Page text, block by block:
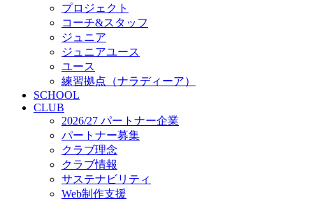
プロジェクト
コーチ&スタッフ
ジュニア
ジュニアユース
ユース
練習拠点（ナラディーア）
SCHOOL
CLUB
2026/27 パートナー企業
パートナー募集
クラブ理念
クラブ情報
サステナビリティ
Web制作支援